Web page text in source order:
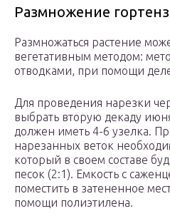
Размножение
Размножаться растение
вегетативным методом:
отводками, при помощи
Для проведения нарезки
выбрать вторую декаду
должен иметь 4-6 узелка.
нарезанных веток
который в своем составе
песок (2:1). Емкость с
поместить в затененное
помощи полиэтилена.